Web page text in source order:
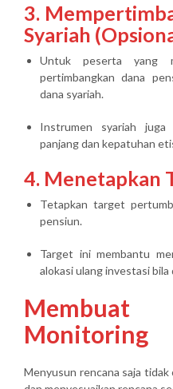
3.
Syariah
Untuk peserta yang
pertimbangkan dana
dana syariah.
Instrumen syariah juga
panjang dan kepatuhan
4. Menetapkan
Tetapkan target
pensiun.
Target ini membantu
alokasi ulang investasi bila
Monitoring
Menyusun rencana saja